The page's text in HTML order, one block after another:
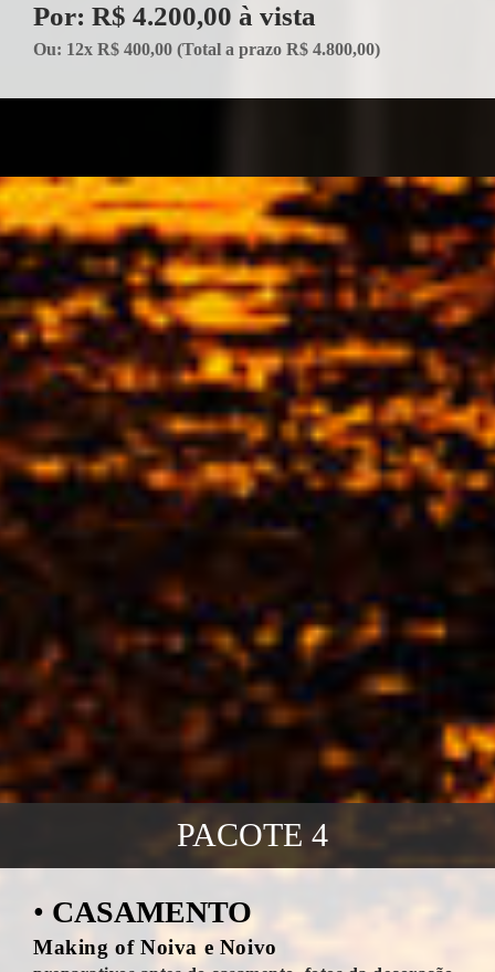
Por: R$ 4.200,00 à vista
Ou: 12x R$ 400,00 (Total a prazo R$ 4.800,00)
PACOTE 4
• CASAMENTO
Making of Noiva e Noivo